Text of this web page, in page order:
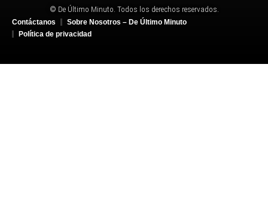
© De Último Minuto. Todos los derechos reservados.
Contáctanos
Sobre Nosotros – De Último Minuto
Política de privacidad